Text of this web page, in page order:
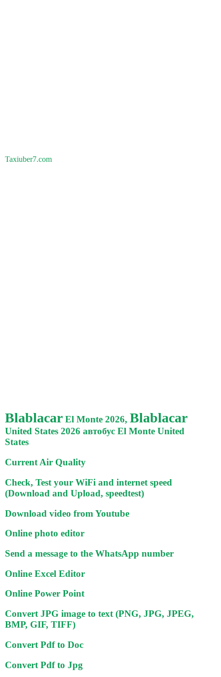
Taxiuber7.com
Blablacar El Monte 2026, Blablacar
United States 2026 автобус El Monte United
States
Current Air Quality
Check, Test your WiFi and internet speed
(Download and Upload, speedtest)
Download video from Youtube
Online photo editor
Send a message to the WhatsApp number
Online Excel Editor
Online Power Point
Convert JPG image to text (PNG, JPG, JPEG,
BMP, GIF, TIFF)
Convert Pdf to Doc
Convert Pdf to Jpg